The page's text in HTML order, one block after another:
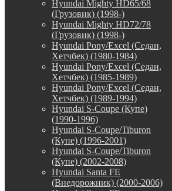
Hyundai Mighty HD65/68
(Грузовик) (1998-)
Hyundai Mighty HD72/78
(Грузовик) (1998-)
Hyundai Pony/Excel (Седан,
Хетчбек) (1980-1984)
Hyundai Pony/Excel (Седан,
Хетчбек) (1985-1989)
Hyundai Pony/Excel (Седан,
Хетчбек) (1989-1994)
Hyundai S-Coupe (Купе)
(1990-1996)
Hyundai S-Coupe/Tiburon
(Купе) (1996-2001)
Hyundai S-Coupe/Tiburon
(Купе) (2002-2008)
Hyundai Santa FE
(Внедорожник) (2000-2006)